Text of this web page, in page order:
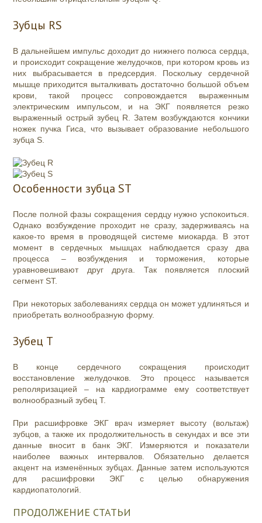
Зубцы RS
В дальнейшем импульс доходит до нижнего полюса сердца,
и происходит сокращение желудочков, при котором кровь из
них выбрасывается в предсердия. Поскольку сердечной
мышце приходится выталкивать достаточно большой объем
крови, такой процесс сопровождается выраженным
электрическим импульсом, и на ЭКГ появляется резко
выраженный острый зубец R. Затем возбуждаются кончики
ножек пучка Гиса, что вызывает образование небольшого
зубца S.
Особенности зубца ST
После полной фазы сокращения сердцу нужно успокоиться.
Однако возбуждение проходит не сразу, задерживаясь на
какое-то время в проводящей системе миокарда. В этот
момент в сердечных мышцах наблюдается сразу два
процесса – возбуждения и торможения, которые
уравновешивают друг друга. Так появляется плоский
сегмент ST.
При некоторых заболеваниях сердца он может удлиняться и
приобретать волнообразную форму.
Зубец Т
В конце сердечного сокращения происходит
восстановление желудочков. Это процесс называется
реполяризацией – на кардиограмме ему соответствует
волнообразный зубец Т.
При расшифровке ЭКГ врач измеряет высоту (вольтаж)
зубцов, а также их продолжительность в секундах и все эти
данные вносит в банк ЭКГ. Измеряются и показатели
наиболее важных интервалов. Обязательно делается
акцент на изменённых зубцах. Данные затем используются
для расшифровки ЭКГ с целью обнаружения
кардиопатологий.
ПРОДОЛЖЕНИЕ СТАТЬИ